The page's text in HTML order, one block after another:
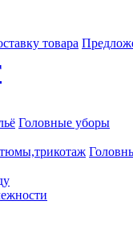
товара
Головные уборы